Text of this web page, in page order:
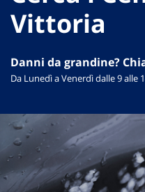
Vittoria
Danni da grandine?
Da Lunedì a Venerdì dalle 9 alle